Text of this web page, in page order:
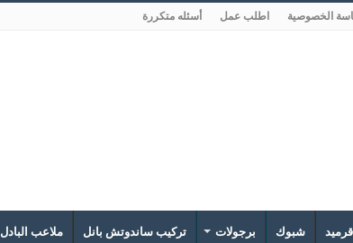
الخصوصية اطلب عمل أسئله متكررة
قرميد شبوك برجولات تركيب ساندوتش بانل ملاعب البادل